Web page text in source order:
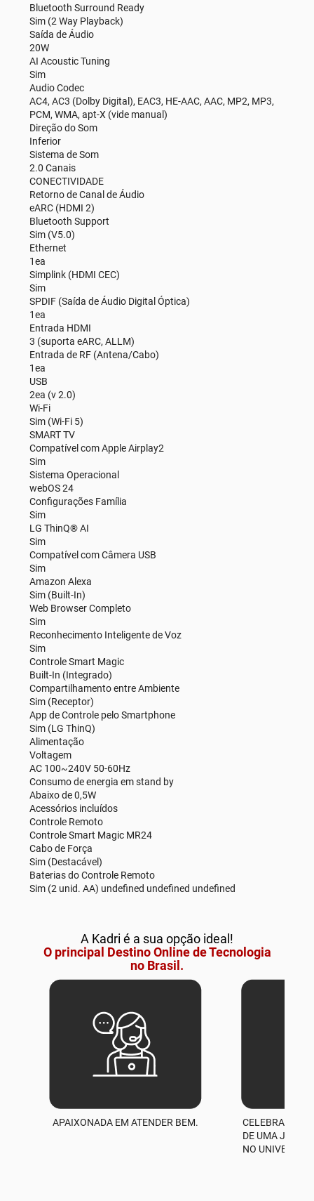
Bluetooth Surround Ready
Sim (2 Way Playback)
Saída de Áudio
20W
AI Acoustic Tuning
Sim
Audio Codec
AC4, AC3 (Dolby Digital), EAC3, HE-AAC, AAC, MP2, MP3,
PCM, WMA, apt-X (vide manual)
Direção do Som
Inferior
Sistema de Som
2.0 Canais
CONECTIVIDADE
Retorno de Canal de Áudio
eARC (HDMI 2)
Bluetooth Support
Sim (V5.0)
Ethernet
1ea
Simplink (HDMI CEC)
Sim
SPDIF (Saída de Áudio Digital Óptica)
1ea
Entrada HDMI
3 (suporta eARC, ALLM)
Entrada de RF (Antena/Cabo)
1ea
USB
2ea (v 2.0)
Wi-Fi
Sim (Wi-Fi 5)
SMART TV
Compatível com Apple Airplay2
Sim
Sistema Operacional
webOS 24
Configurações Família
Sim
LG ThinQ® AI
Sim
Compatível com Câmera USB
Sim
Amazon Alexa
Sim (Built-In)
Web Browser Completo
Sim
Reconhecimento Inteligente de Voz
Sim
Controle Smart Magic
Built-In (Integrado)
Compartilhamento entre Ambiente
Sim (Receptor)
App de Controle pelo Smartphone
Sim (LG ThinQ)
Alimentação
Voltagem
AC 100~240V 50-60Hz
Consumo de energia em stand by
Abaixo de 0,5W
Acessórios incluídos
Controle Remoto
Controle Smart Magic MR24
Cabo de Força
Sim (Destacável)
Baterias do Controle Remoto
Sim (2 unid. AA) undefined undefined undefined
A Kadri é a sua opção ideal!
O principal Destino Online de Tecnologia
no Brasil.
APAIXONADA EM ATENDER BEM.
CELEBRAMOS
DE UMA
NO UNIVERSO